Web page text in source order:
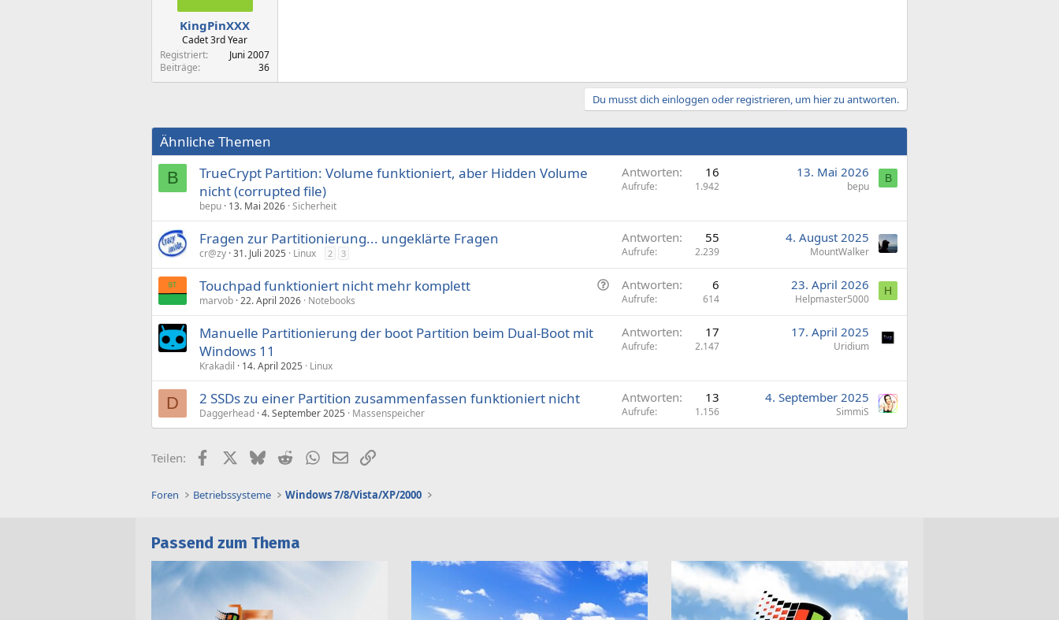
KingPinXXX
Cadet 3rd Year
Registriert
Juni 2007
Beiträge
36
Du musst dich einloggen oder registrieren, um hier zu antworten.
Ähnliche Themen
B
TrueCrypt Partition: Volume funktioniert, aber Hidden Volume
nicht (corrupted file)
bepu 13. Mai 2026 Sicherheit
Antworten 16
Aufrufe 1.942
13. Mai 2026
bepu
B
Fragen zur Partitionierung... ungeklärte Fragen
cr@zy 31. Juli 2025 Linux 2 3
Antworten 55
Aufrufe 2.239
4. August 2025
MountWalker
F
a
Touchpad funktioniert nicht mehr komplett
marvob 22. April 2026 Notebooks
Antworten 6
Aufrufe 614
23. April 2026
Helpmaster5000
H
Manuelle Partitionierung der boot Partition beim Dual-Boot mit
Windows 11
Krakadil 14. April 2025 Linux
Antworten 17
Aufrufe 2.147
17. April 2025
Uridium
D 2 SSDs zu einer Partition zusammenfassen funktioniert nicht
Daggerhead 4. September 2025 Massenspeicher
Antworten 13
Aufrufe 1.156
4. September 2025
SimmiS
Teilen: FacebookX (Twitter)
BlueskyRedditWhatsApp
E-MailLink
Foren Betriebssysteme Windows 7/8/Vista/XP/2000
Passend zum Thema